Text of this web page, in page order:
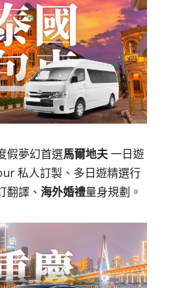
假夢幻首選馬爾地夫一日遊
私人訂製、多日遊精選行
翻譯、 海外婚禮量身規劃。